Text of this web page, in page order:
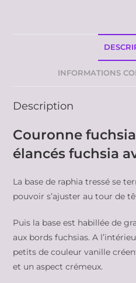
INFORMATIONS
Description
Couronne
élancés fuchsia
La base de raphia tressé se
pouvoir s’ajuster au tour de
Puis la base est habillée de
aux bords fuchsias. A
petits de couleur vanille
et un aspect crémeux.